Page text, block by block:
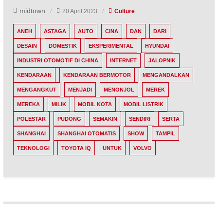
midtown 20 April 2023 Culture
ANEH ASTAGA AUTO CINA DAN DARI
DESAIN DOMESTIK EKSPERIMENTAL HYUNDAI
INDUSTRI OTOMOTIF DI CHINA INTERNET JALOPNIK
KENDARAAN KENDARAAN BERMOTOR MENGANDALKAN
MENGANGKUT MENJADI MENONJOL MEREK
MEREKA MILIK MOBIL KOTA MOBIL LISTRIK
POLESTAR PUDONG SEMAKIN SENDIRI SERTA
SHANGHAI SHANGHAI OTOMATIS SHOW TAMPIL
TEKNOLOGI TOYOTA IQ UNTUK VOLVO